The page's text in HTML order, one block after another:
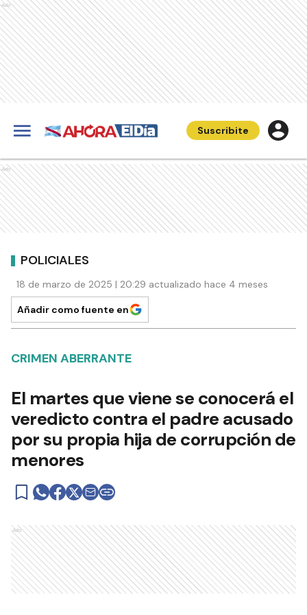
Ads
Suscribite
Ads
POLICIALES
18 de marzo de 2025 | 20:29 actualizado hace 4 meses
Añadir como fuente en
CRIMEN ABERRANTE
El martes que viene se conocerá el
veredicto contra el padre acusado
por su propia hija de corrupción de
menores
Ads